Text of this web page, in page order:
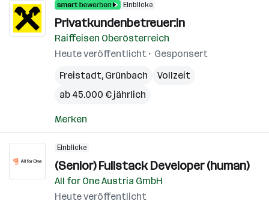
Einblicke
Privatkundenbetreuer:in
Raiffeisen Oberösterreich
Heute veröffentlicht
Gesponsert
Freistadt, Grünbach
Vollzeit
ab 45.000 € jährlich
Merken
Einblicke
(Senior) Fullstack Developer (human)
All for One Austria GmbH
Heute veröffentlicht